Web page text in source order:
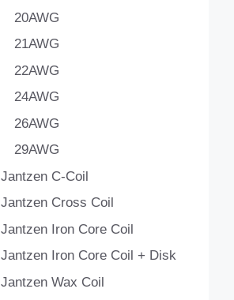
20AWG
21AWG
22AWG
24AWG
26AWG
29AWG
Jantzen C-Coil
Jantzen Cross Coil
Jantzen Iron Core Coil
Jantzen Iron Core Coil + Disk
Jantzen Wax Coil